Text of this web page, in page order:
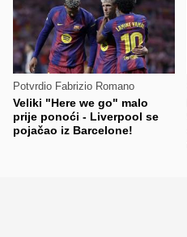
Potvrdio Fabrizio Romano
Veliki "Here we go" malo
prije ponoći - Liverpool se
pojačao iz Barcelone!